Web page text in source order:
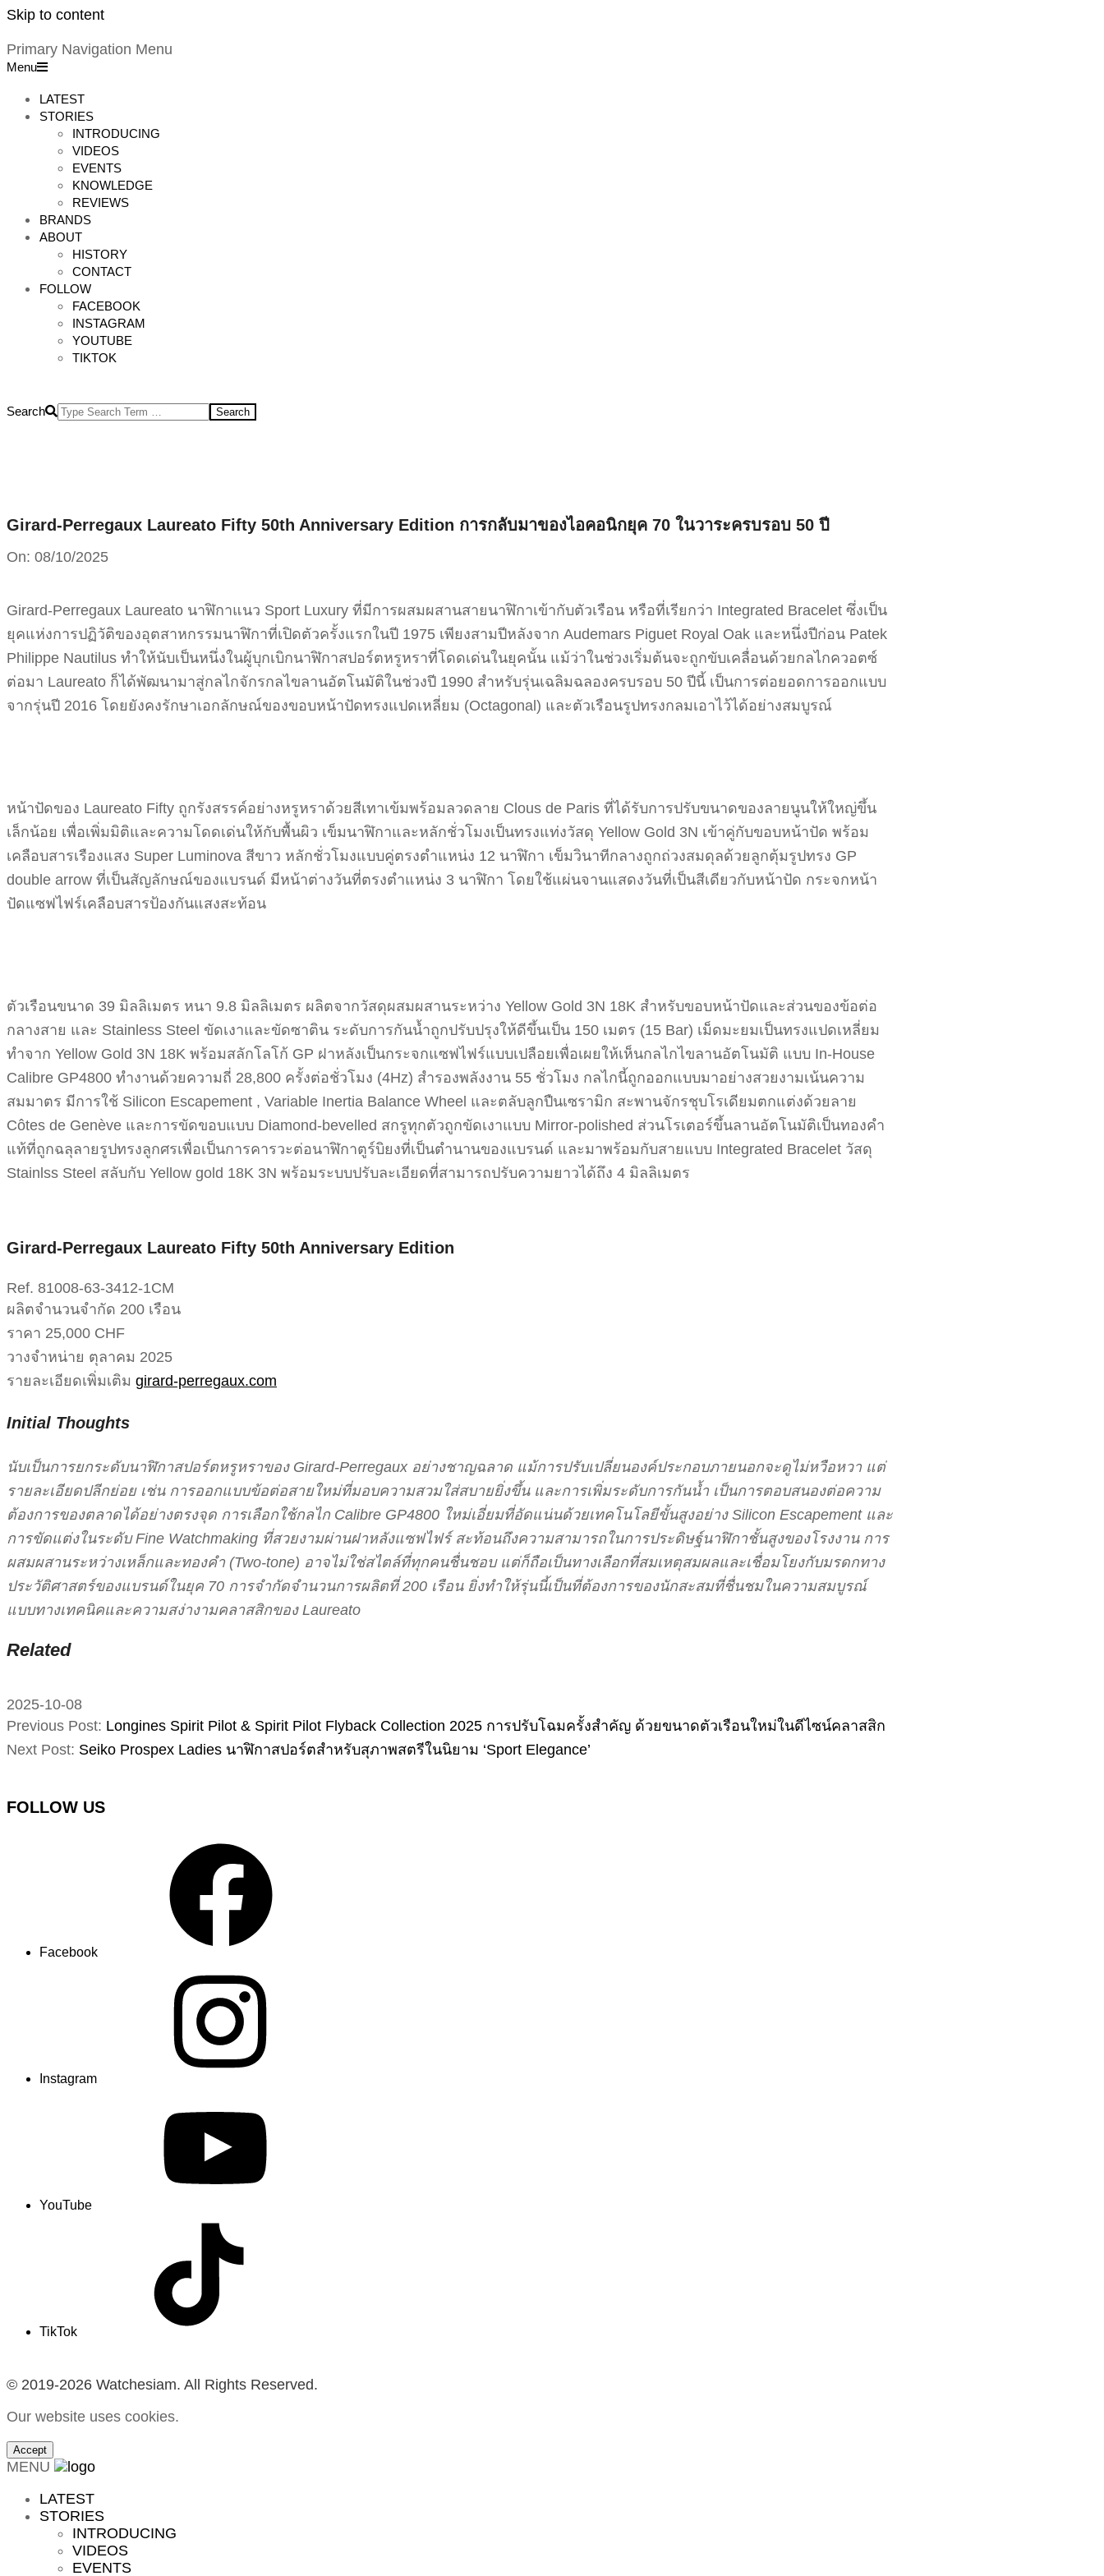
Skip to content
Primary Navigation Menu
Menu
LATEST
STORIES
INTRODUCING
VIDEOS
EVENTS
KNOWLEDGE
REVIEWS
BRANDS
ABOUT
HISTORY
CONTACT
FOLLOW
FACEBOOK
INSTAGRAM
YOUTUBE
TIKTOK
Search
Girard-Perregaux Laureato Fifty 50th Anniversary Edition การกลับมาของไอคอนิกยุค 70 ในวาระครบรอบ 50 ปี
On: 08/10/2025
Girard-Perregaux Laureato นาฬิกาแนว Sport Luxury ที่มีการผสมผสานสายนาฬิกาเข้ากับตัวเรือน หรือที่เรียกว่า Integrated Bracelet ซึ่งเป็น
ยุคแห่งการปฏิวัติของอุตสาหกรรมนาฬิกาที่เปิดตัวครั้งแรกในปี 1975 เพียงสามปีหลังจาก Audemars Piguet Royal Oak และหนึ่งปีก่อน Patek
Philippe Nautilus ทำให้นับเป็นหนึ่งในผู้บุกเบิกนาฬิกาสปอร์ตหรูหราที่โดดเด่นในยุคนั้น แม้ว่าในช่วงเริ่มต้นจะถูกขับเคลื่อนด้วยกลไกควอตซ์
ต่อมา Laureato ก็ได้พัฒนามาสู่กลไกจักรกลไขลานอัตโนมัติในช่วงปี 1990 สำหรับรุ่นเฉลิมฉลองครบรอบ 50 ปีนี้ เป็นการต่อยอดการออกแบบ
จากรุ่นปี 2016 โดยยังคงรักษาเอกลักษณ์ของขอบหน้าปัดทรงแปดเหลี่ยม (Octagonal) และตัวเรือนรูปทรงกลมเอาไว้ได้อย่างสมบูรณ์
หน้าปัดของ Laureato Fifty ถูกรังสรรค์อย่างหรูหราด้วยสีเทาเข้มพร้อมลวดลาย Clous de Paris ที่ได้รับการปรับขนาดของลายนูนให้ใหญ่ขึ้น
เล็กน้อย เพื่อเพิ่มมิติและความโดดเด่นให้กับพื้นผิว เข็มนาฬิกาและหลักชั่วโมงเป็นทรงแท่งวัสดุ Yellow Gold 3N เข้าคู่กับขอบหน้าปัด พร้อม
เคลือบสารเรืองแสง Super Luminova สีขาว หลักชั่วโมงแบบคู่ตรงตำแหน่ง 12 นาฬิกา เข็มวินาทีกลางถูกถ่วงสมดุลด้วยลูกตุ้มรูปทรง GP
double arrow ที่เป็นสัญลักษณ์ของแบรนด์ มีหน้าต่างวันที่ตรงตำแหน่ง 3 นาฬิกา โดยใช้แผ่นจานแสดงวันที่เป็นสีเดียวกับหน้าปัด กระจกหน้า
ปัดแซฟไฟร์เคลือบสารป้องกันแสงสะท้อน
ตัวเรือนขนาด 39 มิลลิเมตร หนา 9.8 มิลลิเมตร ผลิตจากวัสดุผสมผสานระหว่าง Yellow Gold 3N 18K สำหรับขอบหน้าปัดและส่วนของข้อต่อ
กลางสาย และ Stainless Steel ขัดเงาและขัดซาติน ระดับการกันน้ำถูกปรับปรุงให้ดีขึ้นเป็น 150 เมตร (15 Bar) เม็ดมะยมเป็นทรงแปดเหลี่ยม
ทำจาก Yellow Gold 3N 18K พร้อมสลักโลโก้ GP ฝาหลังเป็นกระจกแซฟไฟร์แบบเปลือยเพื่อเผยให้เห็นกลไกไขลานอัตโนมัติ แบบ In-House
Calibre GP4800 ทำงานด้วยความถี่ 28,800 ครั้งต่อชั่วโมง (4Hz) สำรองพลังงาน 55 ชั่วโมง กลไกนี้ถูกออกแบบมาอย่างสวยงามเน้นความ
สมมาตร มีการใช้ Silicon Escapement , Variable Inertia Balance Wheel และตลับลูกปืนเซรามิก สะพานจักรชุบโรเดียมตกแต่งด้วยลาย
Côtes de Genève และการขัดขอบแบบ Diamond-bevelled สกรูทุกตัวถูกขัดเงาแบบ Mirror-polished ส่วนโรเตอร์ขึ้นลานอัตโนมัติเป็นทองคำ
แท้ที่ถูกฉลุลายรูปทรงลูกศรเพื่อเป็นการคารวะต่อนาฬิกาตูร์บิยงที่เป็นตำนานของแบรนด์ และมาพร้อมกับสายแบบ Integrated Bracelet วัสดุ
Stainlss Steel สลับกับ Yellow gold 18K 3N พร้อมระบบปรับละเอียดที่สามารถปรับความยาวได้ถึง 4 มิลลิเมตร
Girard-Perregaux Laureato Fifty 50th Anniversary Edition
Ref. 81008-63-3412-1CM
ผลิตจำนวนจำกัด 200 เรือน
ราคา 25,000 CHF
วางจำหน่าย ตุลาคม 2025
รายละเอียดเพิ่มเติม girard-perregaux.com
Initial Thoughts
นับเป็นการยกระดับนาฬิกาสปอร์ตหรูหราของ Girard-Perregaux อย่างชาญฉลาด แม้การปรับเปลี่ยนองค์ประกอบภายนอกจะดูไม่หวือหวา แต่
รายละเอียดปลีกย่อย เช่น การออกแบบข้อต่อสายใหม่ที่มอบความสวมใส่สบายยิ่งขึ้น และการเพิ่มระดับการกันน้ำ เป็นการตอบสนองต่อความ
ต้องการของตลาดได้อย่างตรงจุด การเลือกใช้กลไก Calibre GP4800 ใหม่เอี่ยมที่อัดแน่นด้วยเทคโนโลยีขั้นสูงอย่าง Silicon Escapement และ
การขัดแต่งในระดับ Fine Watchmaking ที่สวยงามผ่านฝาหลังแซฟไฟร์ สะท้อนถึงความสามารถในการประดิษฐ์นาฬิกาชั้นสูงของโรงงาน การ
ผสมผสานระหว่างเหล็กและทองคำ (Two-tone) อาจไม่ใช่สไตล์ที่ทุกคนชื่นชอบ แต่ก็ถือเป็นทางเลือกที่สมเหตุสมผลและเชื่อมโยงกับมรดกทาง
ประวัติศาสตร์ของแบรนด์ในยุค 70 การจำกัดจำนวนการผลิตที่ 200 เรือน ยิ่งทำให้รุ่นนี้เป็นที่ต้องการของนักสะสมที่ชื่นชมในความสมบูรณ์
แบบทางเทคนิคและความสง่างามคลาสสิกของ Laureato
Related
2025-10-08
Previous Post: Longines Spirit Pilot & Spirit Pilot Flyback Collection 2025 การปรับโฉมครั้งสำคัญ ด้วยขนาดตัวเรือนใหม่ในดีไซน์คลาสสิก
Next Post: Seiko Prospex Ladies นาฬิกาสปอร์ตสำหรับสุภาพสตรีในนิยาม ‘Sport Elegance’
FOLLOW US
Facebook
Instagram
YouTube
TikTok
© 2019-2026 Watchesiam. All Rights Reserved.
Our website uses cookies.
Accept
MENU
LATEST
STORIES
INTRODUCING
VIDEOS
EVENTS